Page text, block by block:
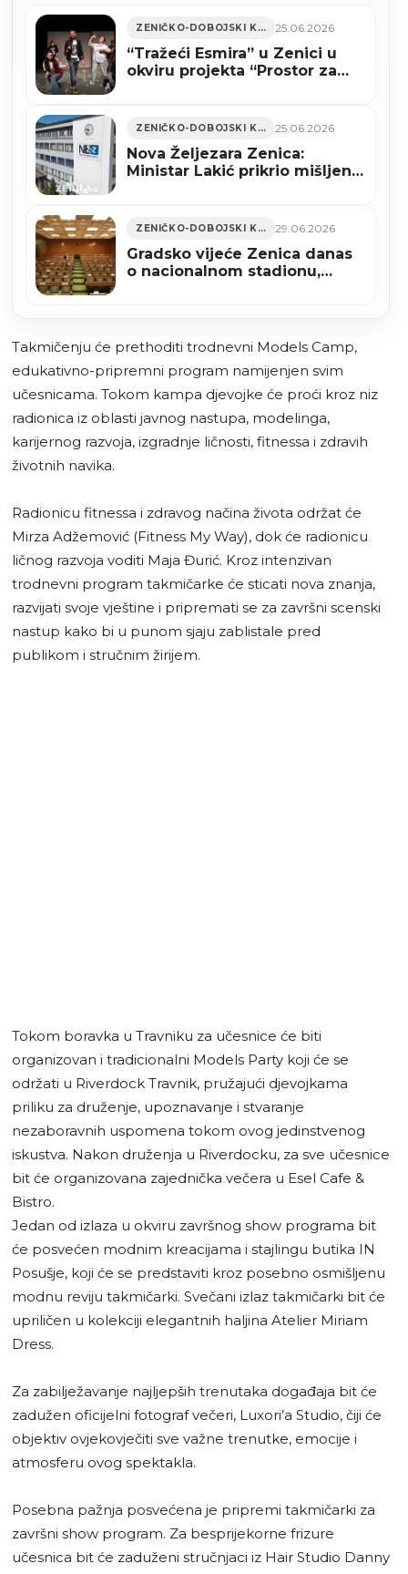
ZENIČKO-DOBOJSKI KANTON 25.06.2026
“Tražeći Esmira” u Zenici u
okviru projekta “Prostor za
ZENIČKO-DOBOJSKI KANTON 25.06.2026
Nova Željezara Zenica:
Ministar Lakić prikrio mišljenje
ZENIČKO-DOBOJSKI KANTON 29.06.2026
Gradsko vijeće Zenica danas
o nacionalnom stadionu,
Takmičenju će prethoditi trodnevni Models Camp,
edukativno-pripremni program namijenjen svim
učesnicama. Tokom kampa djevojke će proći kroz niz
radionica iz oblasti javnog nastupa, modelinga,
karijernog razvoja, izgradnje ličnosti, fitnessa i zdravih
životnih navika.
Radionicu fitnessa i zdravog načina života održat će
Mirza Adžemović (Fitness My Way), dok će radionicu
ličnog razvoja voditi Maja Đurić. Kroz intenzivan
trodnevni program takmičarke će sticati nova znanja,
razvijati svoje vještine i pripremati se za završni scenski
nastup kako bi u punom sjaju zablistale pred
publikom i stručnim žirijem.
Tokom boravka u Travniku za učesnice će biti
organizovan i tradicionalni Models Party koji će se
održati u Riverdock Travnik, pružajući djevojkama
priliku za druženje, upoznavanje i stvaranje
nezaboravnih uspomena tokom ovog jedinstvenog
iskustva. Nakon druženja u Riverdocku, za sve učesnice
bit će organizovana zajednička večera u Esel Cafe &
Bistro.
Jedan od izlaza u okviru završnog show programa bit
će posvećen modnim kreacijama i stajlingu butika IN
Posušje, koji će se predstaviti kroz posebno osmišljenu
modnu reviju takmičarki. Svečani izlaz takmičarki bit će
upriličen u kolekciji elegantnih haljina Atelier Miriam
Dress.
Za zabilježavanje najljepših trenutaka događaja bit će
zadužen oficijelni fotograf večeri, Luxori’a Studio, čiji će
objektiv ovjekovječiti sve važne trenutke, emocije i
atmosferu ovog spektakla.
Posebna pažnja posvećena je pripremi takmičarki za
završni show program. Za besprijekorne frizure
učesnica bit će zaduženi stručnjaci iz Hair Studio Danny